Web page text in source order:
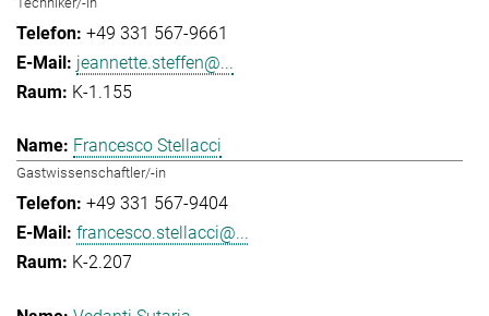
+49 331 567-9661
jeannette.steffen@...
K-1.155
Francesco Stellacci
Gastwissenschaftler/-in
+49 331 567-9404
francesco.stellacci@...
K-2.207